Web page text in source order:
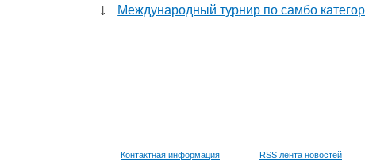
↓ Международный турнир по самбо
Контактная информация
RSS лента новостей